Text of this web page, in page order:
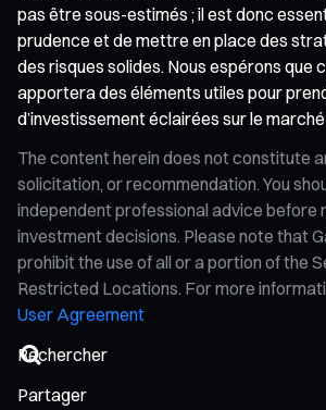
pas être sous-estimés ; il est donc
prudence et de mettre en place des
des risques solides. Nous espérons que
apportera des éléments utiles pour
d’investissement éclairées sur le
The content herein does not constitute
solicitation, or recommendation. You
independent professional advice before
investment decisions. Please note that
prohibit the use of all or a portion of the
Restricted Locations. For more
User Agreement
Partager